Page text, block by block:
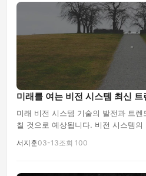
미래를 여는 비전 시스템 최신 트
미래 비전 시스템 기술의 발전과 트
칠 것으로 예상됩니다. 비전 시스템
서지훈03-13조회 100